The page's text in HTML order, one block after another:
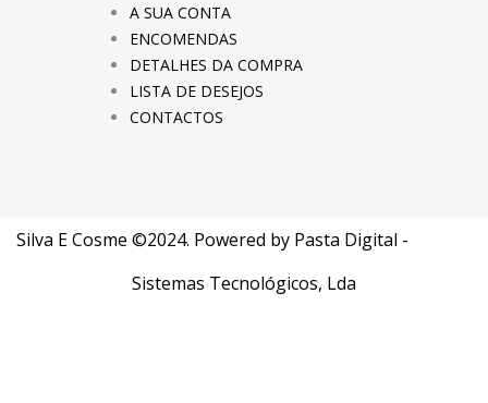
A SUA CONTA
ENCOMENDAS
DETALHES DA COMPRA
LISTA DE DESEJOS
CONTACTOS
Silva E Cosme ©2024. Powered by Pasta Digital -
Sistemas Tecnológicos, Lda